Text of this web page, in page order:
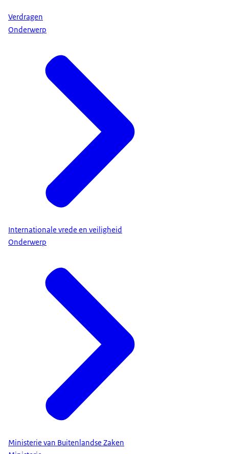
Verdragen
Onderwerp
Internationale vrede en veiligheid
Onderwerp
Ministerie van Buitenlandse Zaken